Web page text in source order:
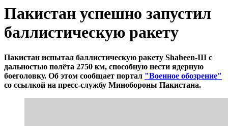
Пакистан успешно запустил
баллистическую ракету
Пакистан испытал баллистическую ракету Shaheen-III с
дальностью полёта 2750 км, способную нести ядерную
боеголовку. Об этом сообщает портал "Военное обозрение"
со ссылкой на пресс-службу Минобороны Пакистана.